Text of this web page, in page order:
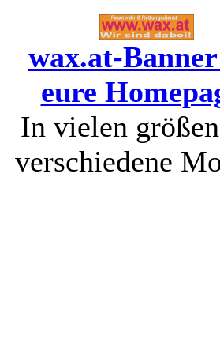
wax.at-
eure
In vielen
verschiedene